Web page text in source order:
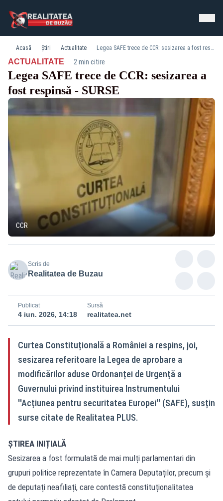
Acasă Știri Actualitate Legea SAFE trece de CCR: sesizarea a fost respinsă - SURSE
ACTUALITATE· 2 min citire
Legea SAFE trece de CCR: sesizarea a
fost respinsă - SURSE
CCR
Scris de
Realitatea de Buzau
Publicat
4 iun. 2026, 14:18
Sursă
realitatea.net
Curtea Constituțională a României a respins, joi,
sesizarea referitoare la Legea de aprobare a
modificărilor aduse Ordonanței de Urgență a
Guvernului privind instituirea Instrumentului
''Acțiunea pentru securitatea Europei'' (SAFE), susțin
surse citate de Realitatea PLUS.
ȘTIREA INIȚIALĂ
Sesizarea a fost formulată de mai mulți parlamentari din
grupuri politice reprezentate în Camera Deputaților, precum și
de deputați neafiliați, care contestă constituționalitatea